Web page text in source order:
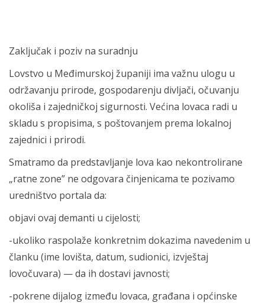
Zaključak i poziv na suradnju
Lovstvo u Međimurskoj županiji ima važnu ulogu u
održavanju prirode, gospodarenju divljači, očuvanju
okoliša i zajedničkoj sigurnosti. Većina lovaca radi u
skladu s propisima, s poštovanjem prema lokalnoj
zajednici i prirodi.
Smatramo da predstavljanje lova kao nekontrolirane
„ratne zone” ne odgovara činjenicama te pozivamo
uredništvo portala da:
objavi ovaj demanti u cijelosti;
-ukoliko raspolaže konkretnim dokazima navedenim u
članku (ime lovišta, datum, sudionici, izvještaj
lovočuvara) — da ih dostavi javnosti;
-pokrene dijalog između lovaca, građana i općinske